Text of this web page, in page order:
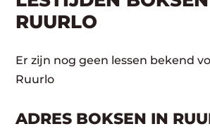
RUURLO
Er zijn nog geen lessen bekend
Ruurlo
ADRES BOKSEN IN